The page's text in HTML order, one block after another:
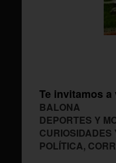
Te invitamos a
BALONA
DEPORTES Y
CURIOSIDADES
POLÍTICA,